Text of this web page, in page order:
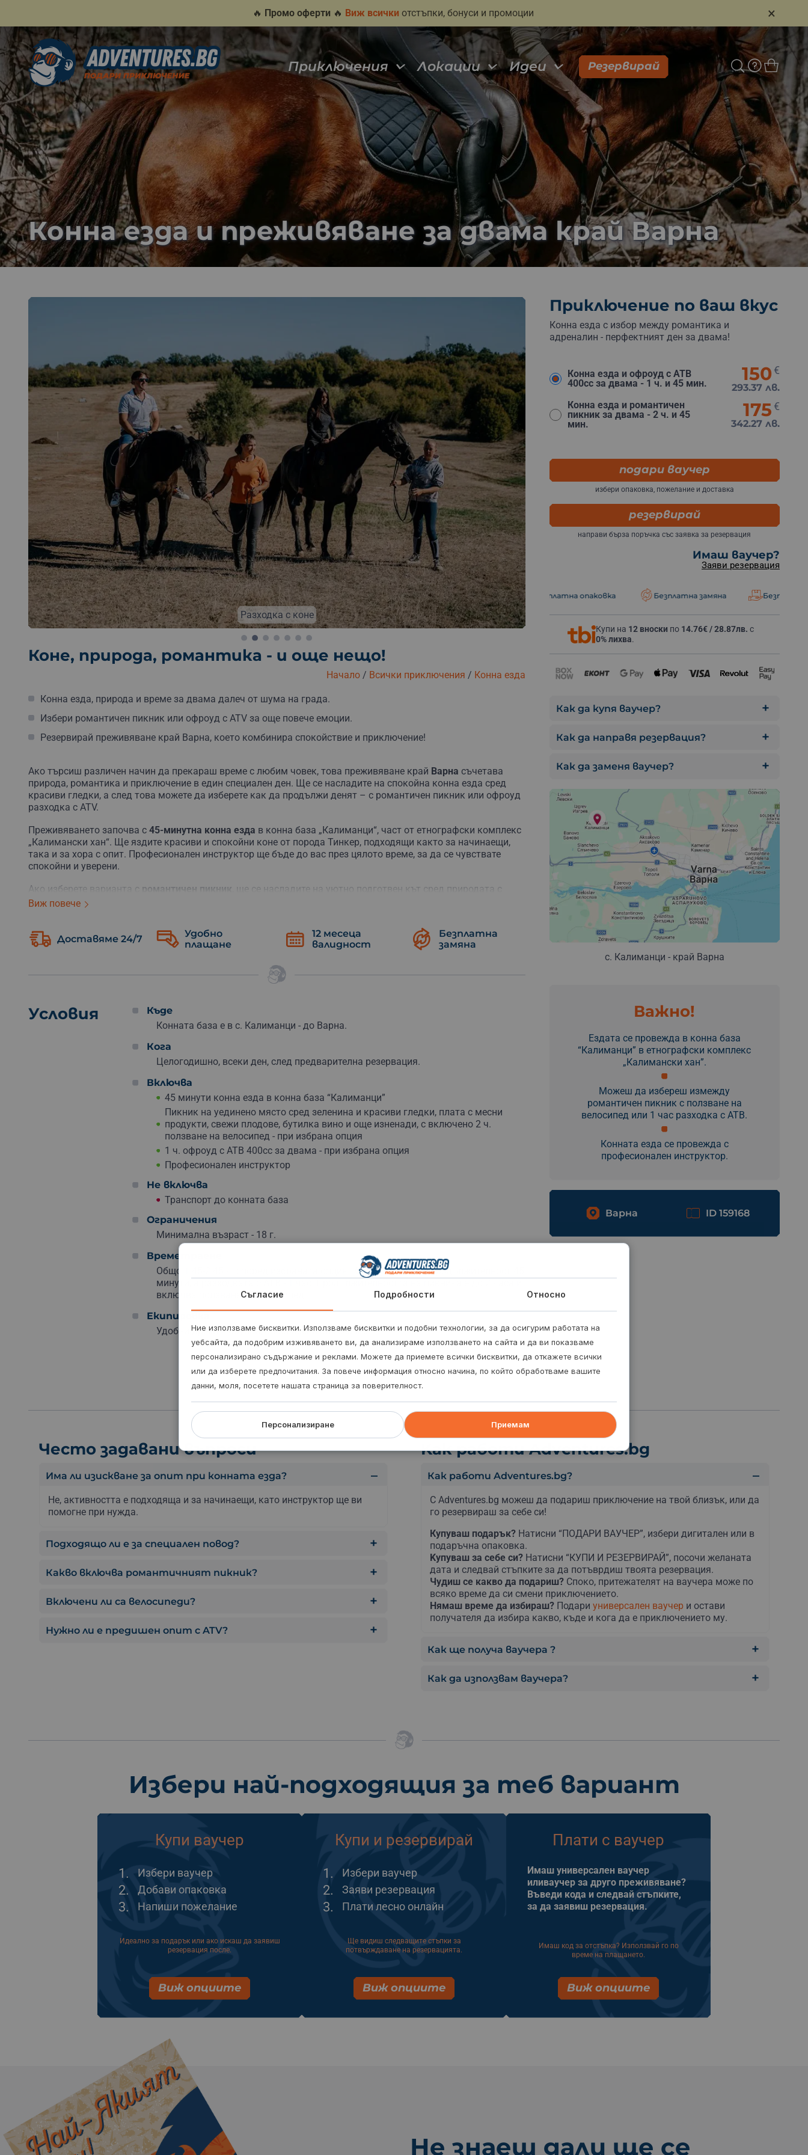
🔥 Промо оферти 🔥 Виж всички отстъпки, бонуси и промоции ×
Приключения Локации Идеи Резервирай
Конна езда и преживяване за двама край Варна
Разходка с коне Тур с АТВ
Коне, природа, романтика - и още нещо!
Начало/ Всички приключения / Конна езда
Конна езда, природа и време за двама далеч от шума на града.
Избери романтичен пикник или офроуд с ATV за още повече емоции.
Резервирай преживяване край Варна, което комбинира спокойствие и приключение!
Ако търсиш различен начин да прекараш време с любим човек, това преживяване край Варна съчетава
природа, романтика и приключение в един специален ден. Ще се насладите на спокойна конна езда сред
красиви гледки, а след това можете да изберете как да продължи денят – с романтичен пикник или офроуд
разходка с ATV.
Преживяването започва с 45-минутна конна езда в конна база „Калиманци“, част от етнографски комплекс
„Калимански хан“. Ще яздите красиви и спокойни коне от порода Тинкер, подходящи както за начинаещи,
така и за хора с опит. Професионален инструктор ще бъде до вас през цялото време, за да се чувствате
спокойни и уверени.
Ако изберете варианта с романтичен пикник , ще се насладите на уютно подготвен кът сред природата с
плата от местни продукти, свежи плодове и бутилка вино. Пикникът е с продължителност около час, а в
За любителите на повече адреналин е вариантът с
ATV 400cc за двама. Офроуд разходката продължава 1
ежедневието и да създадете спомен заедно. Вземи ваучер и изживейте ден, изпълнен с природа, емоции и
романтика.
Виж повече
Доставяме 24/7
Удобно
плащане
12 месеца
валидност
Безплатна
замяна
Условия
Къде
Конната база е в с. Калиманци - до Варна.
Кога
Целогодишно, всеки ден, след предварителна резервация.
Включва
45 минути конна езда в конна база “Калиманци”
Пикник на уединено място сред зеленина и красиви гледки, плата с месни
продукти, свежи плодове, бутилка вино и още изненади, с включено 2 ч.
ползване на велосипед - при избрана опция
1 ч. офроуд с АТВ 400сс за двама - при избрана опция
Професионален инструктор
Не включва
Транспорт до конната база
Ограничения
Минимална възраст - 18 г.
Времетраене
Общо 1.45-2.45 ч. според избраната опция. Конната езда е с продължителност 45
минути, а разходката с АТВ - 1 час. Продължителността на пикника е до 2 часа и
включва ползване на велосипед.
Екипировка
Удобни дрехи и обувки, съобразени със сезона.
Приключение по ваш вкус
Конна езда с избор между романтика и
адреналин - перфектният ден за двама!
Конна езда и офроуд с АТВ
400сс за двама - 1 ч. и 45 мин.
150 €
293.37 лв.
Конна езда и романтичен
пикник за двама - 2 ч. и 45
мин.
175 €
342.27 лв.
подари ваучер
избери опаковка, пожелание и доставка
резервирай
направи бърза поръчка със заявка за резервация
Имаш ваучер?
Заяви резервация
Безплатна доставка Безплатна опаковка Безплатна замяна Безплатна доставка Безплатна опаковка Безплатна замяна Безплатна доставка
Купи на 12 вноски по 14.76€ / 28.87лв. с
0% лихва.
Как да купя ваучер?
Как да направя резервация?
Как да заменя ваучер?
с. Калиманци - край Варна
Важно!
Ездата се провежда в конна база
“Калиманци” в етнографски комплекс
„Калимански хан”.
Можеш да избереш измежду
романтичен пикник с ползване на
велосипед или 1 час разходка с АТВ.
Конната езда се провежда с
професионален инструктор.
Варна ID 159168
Често задавани въпроси
Има ли изискване за опит при конната езда?
Не, активността е подходяща и за начинаещи, като инструктор ще ви
помогне при нужда.
Подходящо ли е за специален повод?
Какво включва романтичният пикник?
Включени ли са велосипеди?
Нужно ли е предишен опит с ATV?
Kак работи Adventures.bg
Как работи Adventures.bg?
С Adventures.bg можеш да подариш приключение на твой близък, или да
го резервираш за себе си!
Купуваш подарък? Натисни “ПОДАРИ ВАУЧЕР”, избери дигитален или в
подаръчна опаковка.
Kупуваш за себе си? Натисни “КУПИ И РЕЗЕРВИРАЙ”, посочи желаната
дата и следвай стъпките за да потъврдиш твоята резервация.
Чудиш се какво да подариш? Споко, притежателят на ваучера може по
всяко време да си смени приключението.
Нямаш време да избираш? Подари универсален ваучери остави
получателя да избира какво, къде и кога да е приключението му.
Как ще получа ваучера ?
Как да използвам ваучера?
Избери най-подходящия за теб вариант
Купи ваучер
1. Избери ваучер
2. Добави опаковка
3. Напиши пожелание
Идеално за подарък или ако искаш да заявиш
резервация после.
Виж опциите
Купи и резервирай
1. Избери ваучер
2. Заяви резервация
3. Плати лесно онлайн
Ще видиш следващите стъпки за
потвърждаване на резервацията.
Виж опциите
Плати с ваучер
Имаш универсален ваучер
иливаучер за друго преживяване?
Въведи кода и следвай стъпките,
за да заявиш резервация.
Имаш код за отстъпка? Използвай го по
време на плащането.
Виж опциите
Не знаеш дали ще се
Съгласие Подробности Относно
Ние използваме бисквитки. Използваме бисквитки и подобни технологии, за да осигурим работата на
уебсайта, да подобрим изживяването ви, да анализираме използването на сайта и да ви показваме
персонализирано съдържание и реклами. Можете да приемете всички бисквитки, да откажете всички
или да изберете предпочитания. За повече информация относно начина, по който обработваме вашите
данни, моля, посетете нашата страница за поверителност.
Персонализиране Приемам